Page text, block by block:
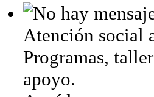
Atención social
Programas,
apoyo.